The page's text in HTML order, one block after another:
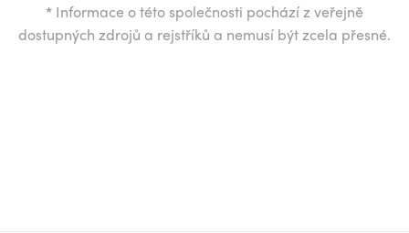
* Informace o této společnosti pochází z veřejně
dostupných zdrojů a rejstříků a nemusí být zcela přesné.